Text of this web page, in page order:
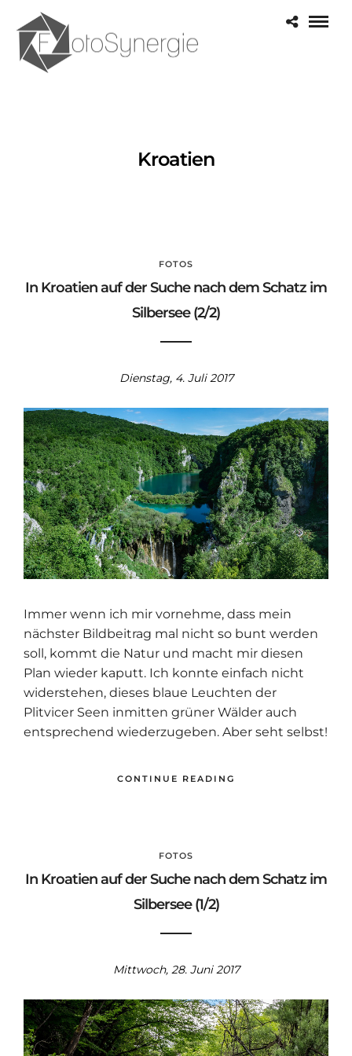
Kroatien
FOTOS
In Kroatien auf der Suche nach dem Schatz im
Silbersee (2/2)
Dienstag, 4. Juli 2017
Immer wenn ich mir vornehme, dass mein
nächster Bildbeitrag mal nicht so bunt werden
soll, kommt die Natur und macht mir diesen
Plan wieder kaputt. Ich konnte einfach nicht
widerstehen, dieses blaue Leuchten der
Plitvicer Seen inmitten grüner Wälder auch
entsprechend wiederzugeben. Aber seht selbst!
CONTINUE READING
FOTOS
In Kroatien auf der Suche nach dem Schatz im
Silbersee (1/2)
Mittwoch, 28. Juni 2017